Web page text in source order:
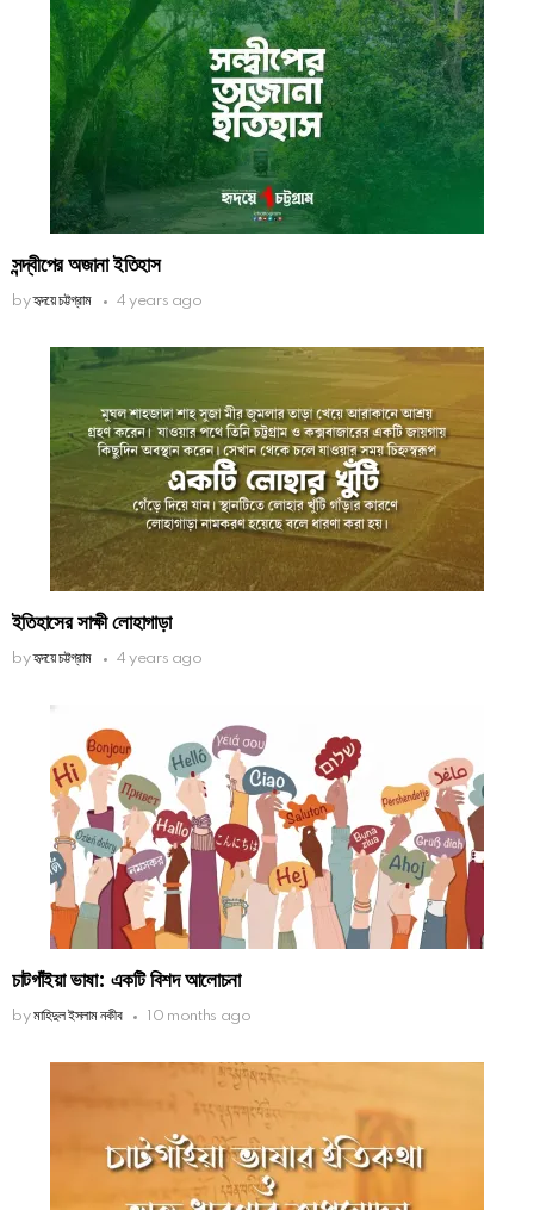
সন্দ্বীপের অজানা ইতিহাস
by হৃদয়ে চট্টগ্রাম 4 years ago
ইতিহাসের সাক্ষী লোহাগাড়া
by হৃদয়ে চট্টগ্রাম 4 years ago
চাটগাঁইয়া ভাষা: একটি বিশদ আলোচনা
by মাহিদুল ইসলাম নকীব 10 months ago